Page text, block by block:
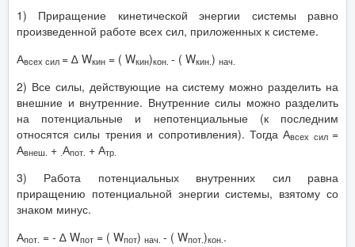
1) Приращение кинетической энергии системы равно
произведенной работе всех сил, приложенных к системе.
Авсех сил = ∆ Wкин = ( Wкин)кон. - ( Wкин.) нач.
2) Все силы, действующие на систему можно разделить на
внешние и внутренние. Внутренние силы можно разделить
на потенциальные и непотенциальные (к последним
относятся силы трения и сопротивления). Тогда Авсех сил =
Авнеш. + .Апот. + Атр.
3) Работа потенциальных внутренних сил равна
приращению потенциальной энергии системы, взятому со
знаком минус.
Апот. = - ∆ Wпот = ( Wпот) нач. - ( Wпот.)кон..